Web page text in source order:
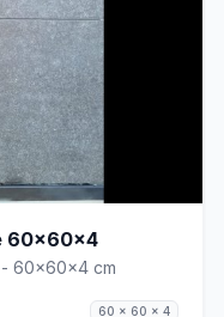
60x60x4
- 60x60x4 cm
60 x 60 x 4